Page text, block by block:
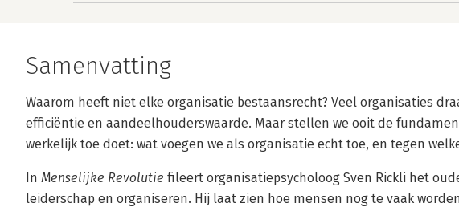
Samenvatting
Waarom heeft niet elke organisatie bestaansrecht? Veel organisaties
efficiëntie en aandeelhouderswaarde. Maar stellen we ooit de
werkelijk toe doet: wat voegen we als organisatie echt toe, en tegen
In Menselijke Revolutie fileert organisatiepsycholoog Sven Rickli het
leiderschap en organiseren. Hij laat zien hoe mensen nog te vaak